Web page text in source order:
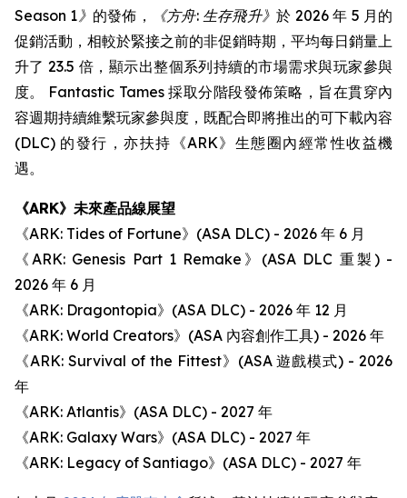
Season 1》 的發佈， 《方舟: 生存飛升》於 2026 年 5 月的
促銷活動，相較於緊接之前的非促銷時期，平均每日銷量上
升了 23.5 倍，顯示出整個系列持續的市場需求與玩家參與
度。 Fantastic Tames 採取分階段發佈策略，旨在貫穿內
容週期持續維繫玩家參與度，既配合即將推出的可下載內容
(DLC) 的發行，亦扶持《ARK》生態圈內經常性收益機
遇。
《ARK》未來產品線展望
《ARK: Tides of Fortune》(ASA DLC) - 2026 年 6 月
《ARK: Genesis Part 1 Remake》(ASA DLC 重製) -
2026 年 6 月
《ARK: Dragontopia》(ASA DLC) - 2026 年 12 月
《ARK: World Creators》(ASA 內容創作工具) - 2026 年
《ARK: Survival of the Fittest》(ASA 遊戲模式) - 2026
年
《ARK: Atlantis》(ASA DLC) - 2027 年
《ARK: Galaxy Wars》(ASA DLC) - 2027 年
《ARK: Legacy of Santiago》(ASA DLC) - 2027 年